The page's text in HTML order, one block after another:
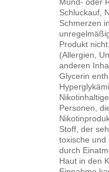
Schluckauf,
Schmerzen
Produkt
(Allergien,
anderen
Glycerin
Personen,
Stoff, der
toxische und
durch
Haut in den